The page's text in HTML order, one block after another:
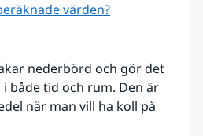
värden?
nederbörd och gör det
både tid och rum. Den är
när man vill ha koll på